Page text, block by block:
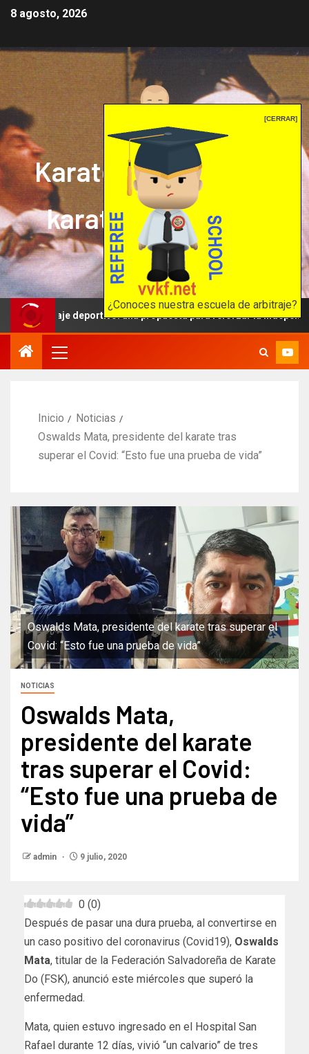
[CERRAR]
¿Conoces nuestra escuela de arbitraje?
8 agosto, 2026
Karate mrprepor: el
karate en internet
El karate en internet
deportivo: una propuesta para reforzar la independencia
Inicio
Noticias
Oswalds Mata, presidente del karate tras
superar el Covid: “Esto fue una prueba de vida”
Oswalds Mata, presidente del karate tras superar el
Covid: “Esto fue una prueba de vida”
NOTICIAS
Oswalds Mata,
presidente del karate
tras superar el Covid:
“Esto fue una prueba de
vida”
admin 9 julio, 2020
0 (0)
Después de pasar una dura prueba, al convertirse en
un caso positivo del coronavirus (Covid19), Oswalds
Mata, titular de la Federación Salvadoreña de Karate
Do (FSK), anunció este miércoles que superó la
enfermedad.
Mata, quien estuvo ingresado en el Hospital San
Rafael durante 12 días, vivió “un calvario” de tres